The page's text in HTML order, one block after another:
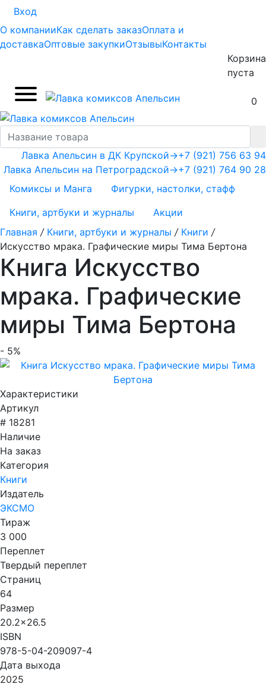
Вход
О компанииКак сделать заказОплата и
доставкаОптовые закупкиОтзывыКонтакты
Корзина
пуста
0
+7 (921) 756 63 94
+7 (921) 764 90 28
Лавка Апельсин в ДК Крупской→
Лавка Апельсин на Петроградской→
Комиксы и Манга
Фигурки, настолки, стафф
Книги, артбуки и журналы
Акции
Главная / Книги, артбуки и журналы / Книги /
Искусство мрака. Графические миры Тима Бертона
Книга Искусство
мрака. Графические
миры Тима Бертона
- 5%
Характеристики
Артикул
# 18281
Наличие
На заказ
Категория
Книги
Издатель
ЭКСМО
Тираж
3 000
Переплет
Твердый переплет
Страниц
64
Размер
20.2x26.5
ISBN
978-5-04-209097-4
Дата выхода
2025